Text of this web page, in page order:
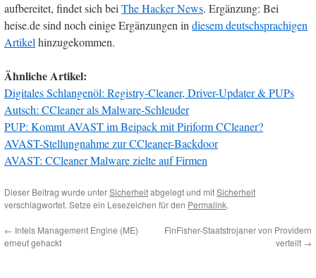
aufbereitet, findet sich beiThe Hacker News. Ergänzung: Bei
heise.de sind noch einige Ergänzungen indiesem deutschsprachigen
Artikelhinzugekommen.
Ähnliche Artikel:
Digitales Schlangenöl: Registry-Cleaner, Driver-Updater & PUPs
Autsch: CCleaner als Malware-Schleuder
PUP: Kommt AVAST im Beipack mit Piriform CCleaner?
AVAST-Stellungnahme zur CCleaner-Backdoor
AVAST: CCleaner Malware zielte auf Firmen
Dieser Beitrag wurde unterSicherheitabgelegt und mitSicherheit
verschlagwortet. Setze ein Lesezeichen für den Permalink.
← Intels Management Engine (ME)
erneut gehackt
FinFisher-Staatstrojaner von Providern
verteilt →